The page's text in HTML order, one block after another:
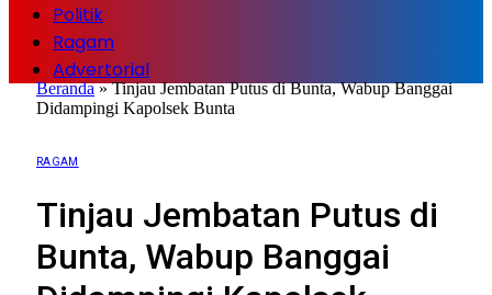
Politik
Ragam
Advertorial
Beranda»Tinjau Jembatan Putus di Bunta, Wabup Banggai
Didampingi Kapolsek Bunta
RAGAM
Tinjau Jembatan Putus di
Bunta, Wabup Banggai